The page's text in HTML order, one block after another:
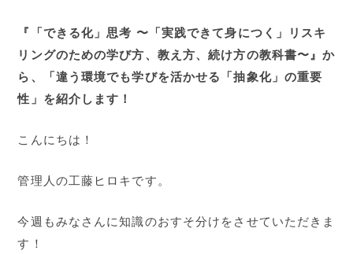
『「できる化」思考 〜「実践できて身につく」リスキ
リングのための学び方、教え方、続け方の教科書〜』か
ら、「違う環境でも学びを活かせる「抽象化」の重要
性」を紹介します！
こんにちは！
管理人の工藤ヒロキです。
今週もみなさんに知識のおすそ分けをさせていただきま
す！